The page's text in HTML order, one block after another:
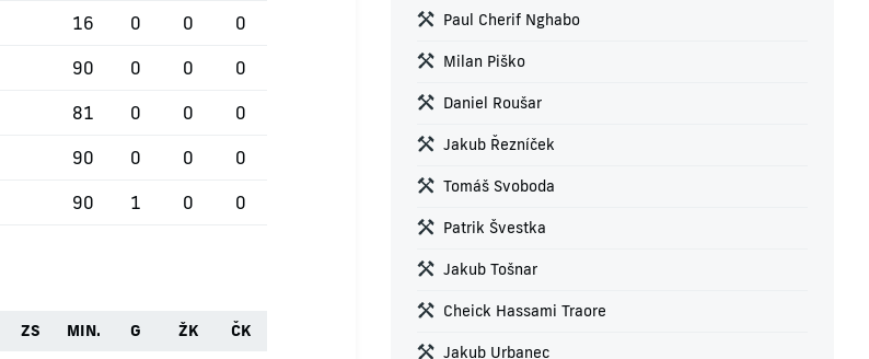
16 0 0 0
90 0 0 0
81 0 0 0
90 0 0 0
90 1 0 0
ZS MIN. G ŽK ČK
Paul Cherif Nghabo
Milan Piško
Daniel Roušar
Jakub Řezníček
Tomáš Svoboda
Patrik Švestka
Jakub Tošnar
Cheick Hassami Traore
Jakub Urbanec